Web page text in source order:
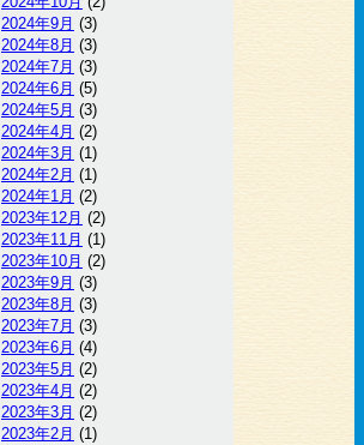
2024年9月 (3)
2024年8月 (3)
2024年7月 (3)
2024年6月 (5)
2024年5月 (3)
2024年4月 (2)
2024年3月 (1)
2024年2月 (1)
2024年1月 (2)
2023年12月 (2)
2023年11月 (1)
2023年10月 (2)
2023年9月 (3)
2023年8月 (3)
2023年7月 (3)
2023年6月 (4)
2023年5月 (2)
2023年4月 (2)
2023年3月 (2)
2023年2月 (1)